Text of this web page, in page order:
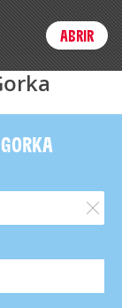
Login
ABRIR